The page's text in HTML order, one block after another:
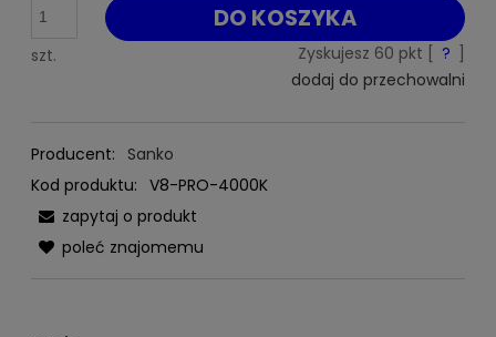
szt.
DO KOSZYKA
Zyskujesz 60 pkt [ ? ]
dodaj do przechowalni
Producent:
Sanko
Kod produktu: V8-PRO-4000K
zapytaj o produkt
poleć znajomemu